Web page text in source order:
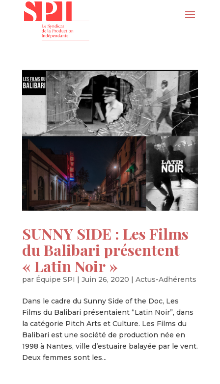
SUNNY SIDE : Les Films
du Balibari présentent
« Latin Noir »
par Équipe SPI | Juin 26, 2020 | Actus-Adhérents
Dans le cadre du Sunny Side of the Doc, Les
Films du Balibari présentaient “Latin Noir”, dans
la catégorie Pitch Arts et Culture. Les Films du
Balibari est une société de production née en
1998 à Nantes, ville d’estuaire balayée par le vent.
Deux femmes sont les...